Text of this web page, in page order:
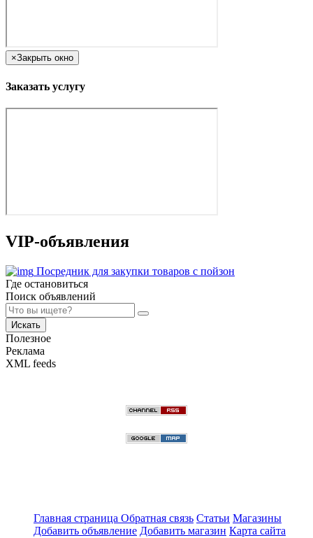
×Закрыть окно
Заказать услугу
VIP-объявления
Посредник для закупки товаров с пойзон
Где остановиться
Поиск объявлений
Искать
Полезное
Реклама
XML feeds
Главная страница Обратная связь Статьи Магазины
Добавить объявление Добавить магазин Карта сайта